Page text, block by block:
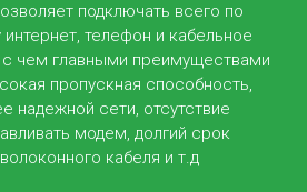
подключать всего по
телефон и кабельное
с чем главными преимуществами
пропускная способность,
надежной сети, отсутствие
модем, долгий срок
кабеля и т.д
Data Center
внутренних бизнес-
и снижения существенных
переход к услугам
с целью увеличение
задач, улучшения